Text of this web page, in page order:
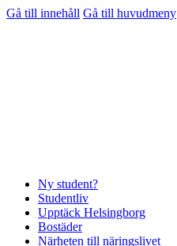
Gå till innehåll Gå till huvudmeny
Ny student?
Studentliv
Upptäck Helsingborg
Bostäder
Närheten till näringslivet